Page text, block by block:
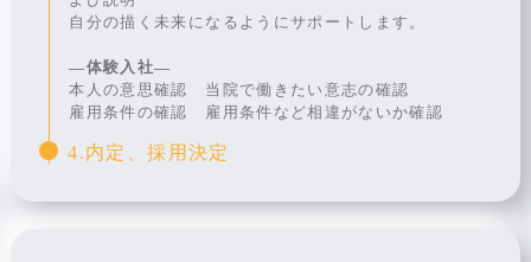
自分の描く未来になるようにサポートします。
―体験入社―
本人の意思確認 当院で働きたい意志の確認
雇用条件の確認 雇用条件など相違がないか確認
4.内定、採用決定